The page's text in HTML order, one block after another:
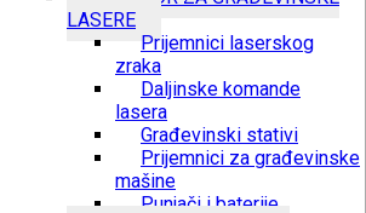
LASERE
Prijemnici laserskog
zraka
Daljinske komande
lasera
Građevinski stativi
Prijemnici za građevinske
mašine
Punjači i baterije